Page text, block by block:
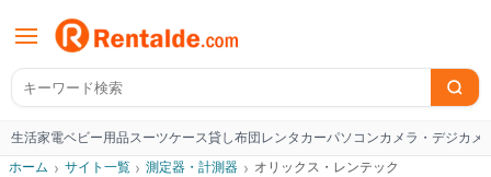
生活家電ベビー用品スーツケース貸し布団レンタカーパソコンカメラ・デジカメ
ホーム › サイト一覧 › 測定器・計測器 › オリックス・レンテック